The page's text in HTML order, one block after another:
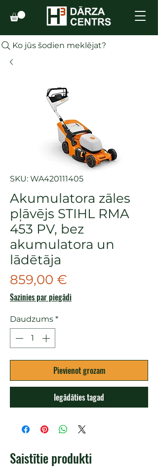
Ko jūs šodien meklējat?
SKU: WA420111405
Akumulatora zāles
pļāvējs STIHL RMA
453 PV, bez
akumulatora un
lādētāja
859,00 €
Sazinies par piegādi
Daudzums *
Pievienot grozam
Iegādāties tagad
Saistītie produkti